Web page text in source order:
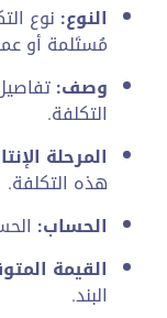
النوع: نوع
مُستَلمة أو
وصف:
التكلفة.
المرحلة
هذه التكلفة.
الحساب:
القيمة
البند.